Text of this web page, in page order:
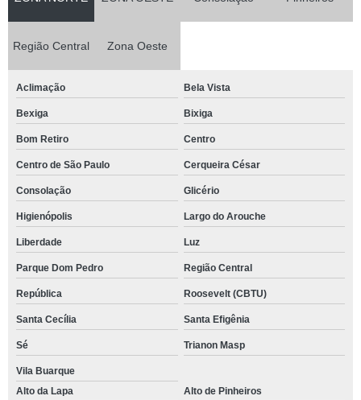
Região Central Zona Oeste
Aclimação Bela Vista
Bexiga Bixiga
Bom Retiro Centro
Centro de São Paulo Cerqueira César
Consolação Glicério
Higienópolis Largo do Arouche
Liberdade Luz
Parque Dom Pedro Região Central
República Roosevelt (CBTU)
Santa Cecília Santa Efigênia
Sé Trianon Masp
Vila Buarque
Alto da Lapa
Alto de Pinheiros